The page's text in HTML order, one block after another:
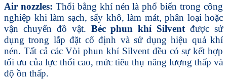
Air nozzles: Thổi bằng khí nén là phổ biến trong công
nghiệp khi làm sạch, sấy khô, làm mát, phân loại hoặc
vận chuyển đồ vật. Béc phun khí Silvent được sử
dụng trong lắp đặt cố định và sử dụng hiệu quả khí
nén. Tất cả các Vòi phun khí Silvent đều có sự kết hợp
tối ưu của lực thổi cao, mức tiêu thụ năng lượng thấp và
độ ồn thấp.